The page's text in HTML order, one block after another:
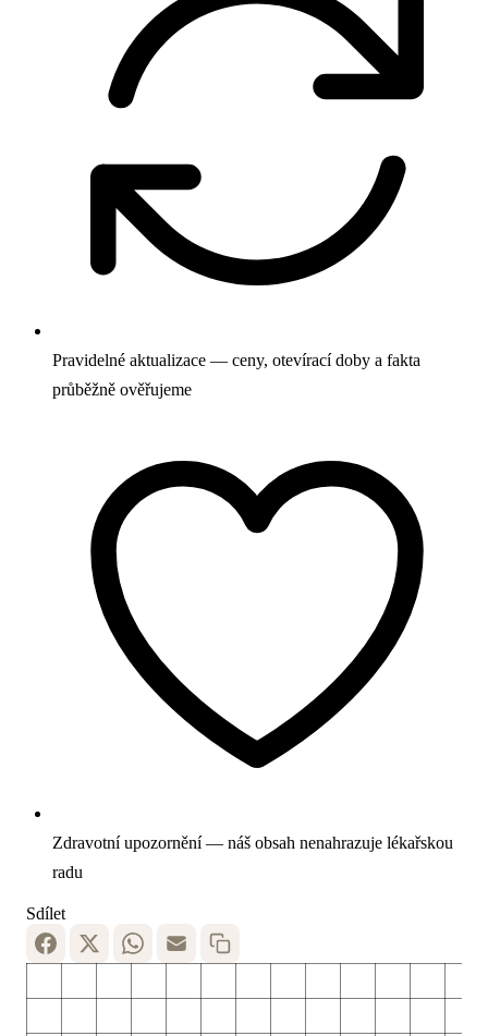
Pravidelné aktualizace — ceny, otevírací doby a fakta
průběžně ověřujeme
Zdravotní upozornění — náš obsah nenahrazuje lékařskou
radu
Sdílet